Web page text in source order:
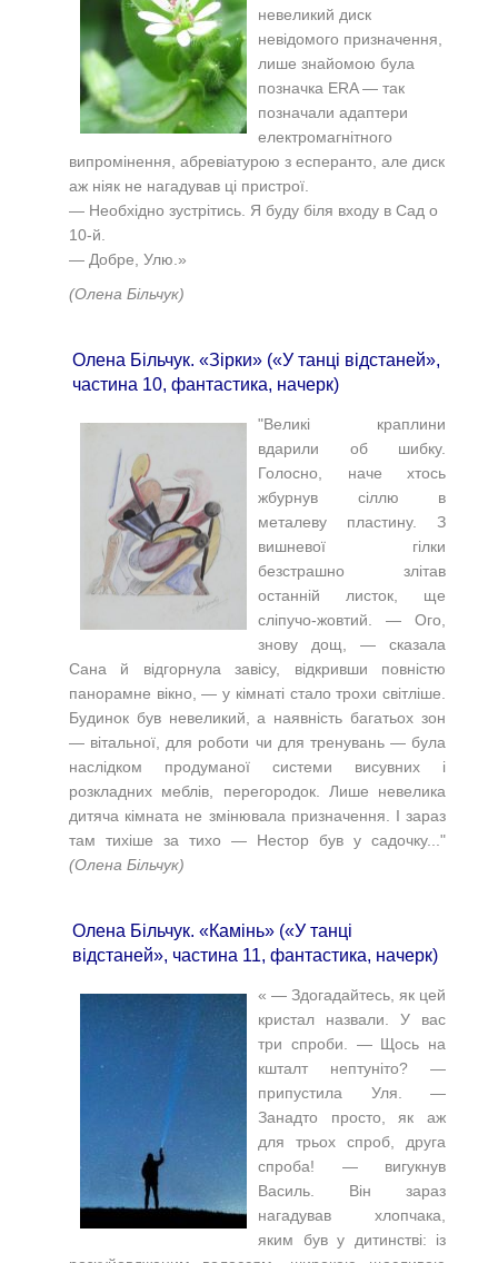
невеликий диск
невідомого призначення,
лише знайомою була
позначка ЕRA — так
позначали адаптери
електромагнітного
випромінення, абревіатурою з есперанто, але диск
аж ніяк не нагадував ці пристрої.
— Необхідно зустрітись. Я буду біля входу в Cад о
10-й.
— Добре, Улю.»
(Олена Більчук)
Олена Більчук. «Зірки» («У танці відстаней»,
частина 10, фантастика, начерк)
"Великі краплини
вдарили об шибку.
Голосно, наче хтось
жбурнув сіллю в
металеву пластину. З
вишневої гілки
безстрашно злітав
останній листок, ще
сліпучо-жовтий. — Ого,
знову дощ, — сказала
Сана й відгорнула завісу, відкривши повністю
панорамне вікно, — у кімнаті стало трохи світліше.
Будинок був невеликий, а наявність багатьох зон
— вітальної, для роботи чи для тренувань — була
наслідком продуманої системи висувних і
розкладних меблів, перегородок. Лише невелика
дитяча кімната не змінювала призначення. І зараз
там тихіше за тихо — Нестор був у садочку..."
(Олена Більчук)
Олена Більчук. «Камінь» («У танці
відстаней», частина 11, фантастика, начерк)
« — Здогадайтесь, як цей
кристал назвали. У вас
три спроби. — Щось на
кшталт нептуніто? —
припустила Уля. —
Занадто просто, як аж
для трьох спроб, друга
спроба! — вигукнув
Василь. Він зараз
нагадував хлопчака,
яким був у дитинстві: із